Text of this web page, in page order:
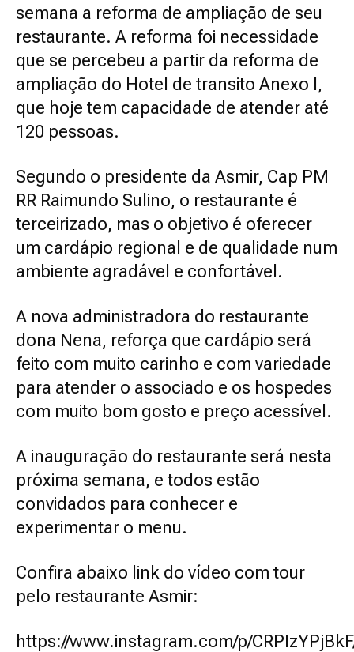
semana a reforma de ampliação de seu
restaurante. A reforma foi necessidade
que se percebeu a partir da reforma de
ampliação do Hotel de transito Anexo I,
que hoje tem capacidade de atender até
120 pessoas.
Segundo o presidente da Asmir, Cap PM
RR Raimundo Sulino, o restaurante é
terceirizado, mas o objetivo é oferecer
um cardápio regional e de qualidade num
ambiente agradável e confortável.
A nova administradora do restaurante
dona Nena, reforça que cardápio será
feito com muito carinho e com variedade
para atender o associado e os hospedes
com muito bom gosto e preço acessível.
A inauguração do restaurante será nesta
próxima semana, e todos estão
convidados para conhecer e
experimentar o menu.
Confira abaixo link do vídeo com tour
pelo restaurante Asmir:
https://www.instagram.com/p/